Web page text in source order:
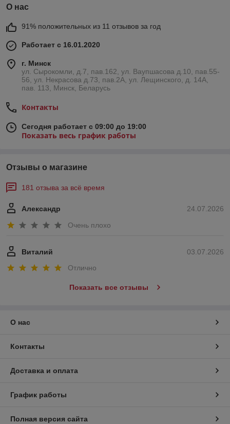
О нас
91% положительных из 11 отзывов за год
Работает с 16.01.2020
г. Минск
ул. Сырокомли, д.7, пав.162, ул. Ваупшасова д.10, пав.55-
56, ул. Некрасова д.73, пав.2А, ул. Лещинского, д. 14А,
пав. 113, Минск, Беларусь
Контакты
Сегодня работает с 09:00 до 19:00
Показать весь график работы
Отзывы о магазине
181 отзыва за всё время
24.07.2026
Александр
Очень плохо
03.07.2026
Виталий
Отлично
Показать все отзывы
О нас
Контакты
Доставка и оплата
График работы
Полная версия сайта